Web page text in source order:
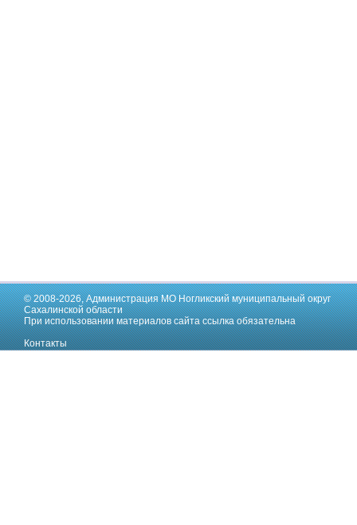
© 2008-2026,Администрация МО Ногликский муниципальный округ
Сахалинской области
При использовании материалов сайта ссылка обязательна
Контакты